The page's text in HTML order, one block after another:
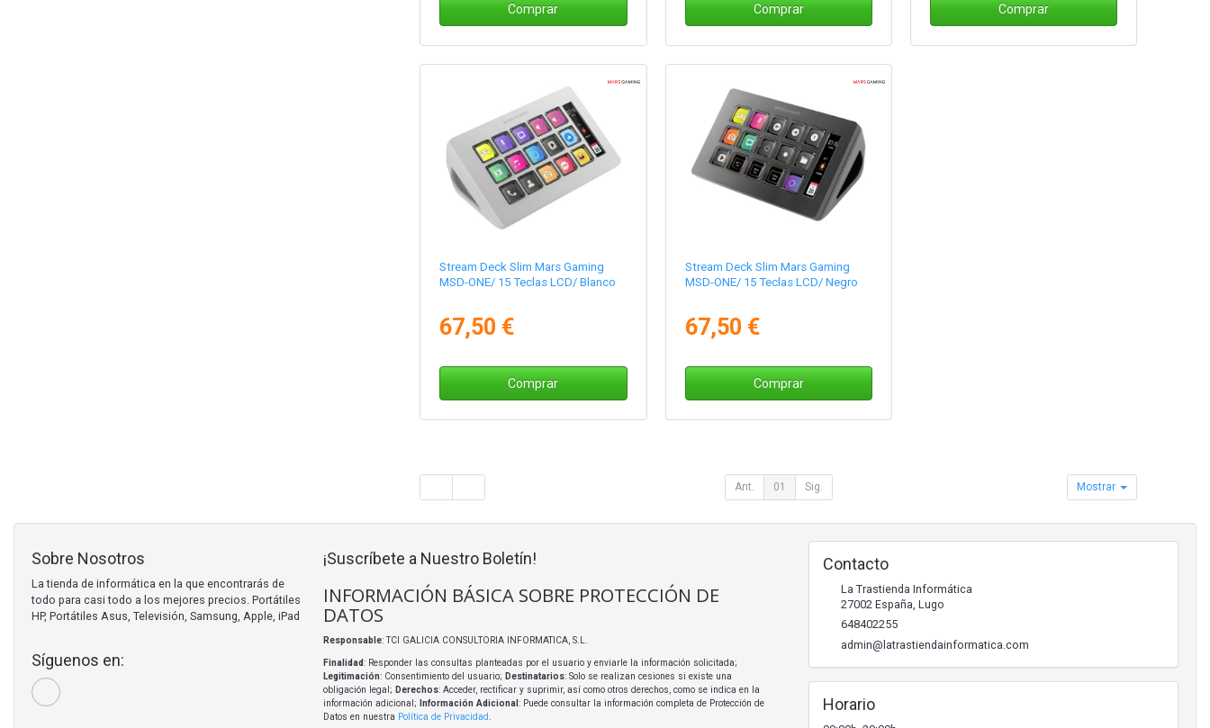
Comprar Comprar Comprar
Stream Deck Slim Mars Gaming
MSD-ONE/ 15 Teclas LCD/ Blanco
67,50 €
Comprar
Stream Deck Slim Mars Gaming
MSD-ONE/ 15 Teclas LCD/ Negro
67,50 €
Comprar
Ant. 01 Sig. Mostrar
Sobre Nosotros
La tienda de informática en la que encontrarás de
todo para casi todo a los mejores precios. Portátiles
HP, Portátiles Asus, Televisión, Samsung, Apple, iPad
Síguenos en:
¡Suscríbete a Nuestro Boletín!
INFORMACIÓN BÁSICA SOBRE PROTECCIÓN DE
DATOS
Responsable: TCI GALICIA CONSULTORIA INFORMATICA, S.L.
Finalidad: Responder las consultas planteadas por el usuario y enviarle la información solicitada;
Legitimación: Consentimiento del usuario; Destinatarios: Solo se realizan cesiones si existe una
obligación legal; Derechos: Acceder, rectificar y suprimir, así como otros derechos, como se indica en la
información adicional;
Información Adicional : Puede consultar la información completa de Protección de
Datos en nuestra Política de Privacidad
Contacto
La Trastienda Informática
27002 España, Lugo
648402255
admin@latrastiendainformatica.com
Horario